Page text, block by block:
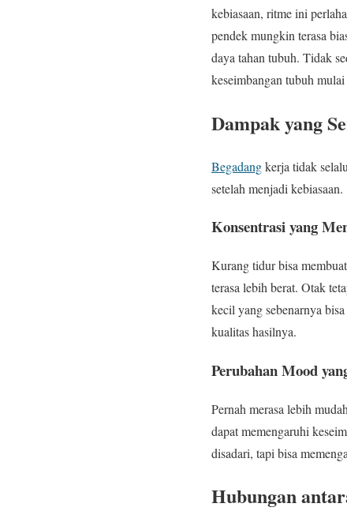
kebiasaan, ritme ini
pendek mungkin terasa
daya tahan tubuh. Tidak
keseimbangan tubuh
Dampak yang
Begadangkerja tidak
setelah menjadi kebiasaan.
Konsentrasi yang
Kurang tidur bisa
terasa lebih berat. Otak
kecil yang sebenarnya
kualitas hasilnya.
Perubahan Mood
Pernah merasa lebih
dapat memengaruhi
disadari, tapi bisa
Hubungan